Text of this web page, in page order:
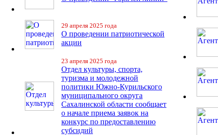
29 апреля 2025 года
О проведении патриотической
акции
23 апреля 2025 года
Отдел культуры, спорта,
туризма и молодежной
политики Южно-Курильского
муниципального округа
Сахалинской области сообщает
о начале приема заявок на
конкурс по предоставлению
субсидий